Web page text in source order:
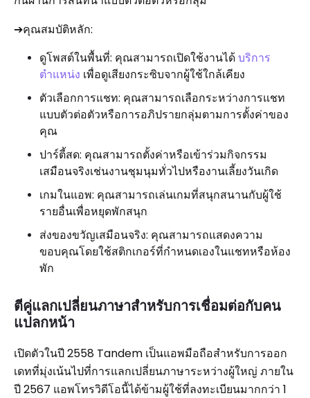
➔คุณสมบัติหลัก:
ดูโพสต์ในพื้นที่: คุณสามารถเปิดใช้งานได้บริการ
ตำแหน่ง เพื่อดูเสียงกระซิบจากผู้ใช้ใกล้เคียง
ตัวเลือกการแชท: คุณสามารถเลือกระหว่างการแชท
แบบตัวต่อตัวหรือการอภิปรายกลุ่มตามการตั้งค่าของ
คุณ
ปาร์ตี้สด: คุณสามารถตั้งค่าหรือเข้าร่วมกิจกรรม
เสมือนจริงเช่นงานชุมนุมทั่วไปหรืองานเลี้ยงวันเกิด
เกมในแอพ: คุณสามารถเล่นเกมที่สนุกสนานกับผู้ใช้
รายอื่นเพื่อหยุดพักสนุก
ส่งของขวัญเสมือนจริง: คุณสามารถแสดงความ
ขอบคุณโดยใช้สติกเกอร์ที่กำหนดเองในแชทหรือห้อง
พัก
ตีคู่แลกเปลี่ยนภาษาสำหรับการเชื่อมต่อกับคน
แปลกหน้า
เปิดตัวในปี 2558 Tandem เป็นแอพมือถือสำหรับการออก
เดทที่มุ่งเน้นไปที่การแลกเปลี่ยนภาษาระหว่างผู้ใหญ่ ภายใน
ปี 2567 แอพโทรวิดีโอนี้ได้ข้ามผู้ใช้ที่ลงทะเบียนมากกว่า 1